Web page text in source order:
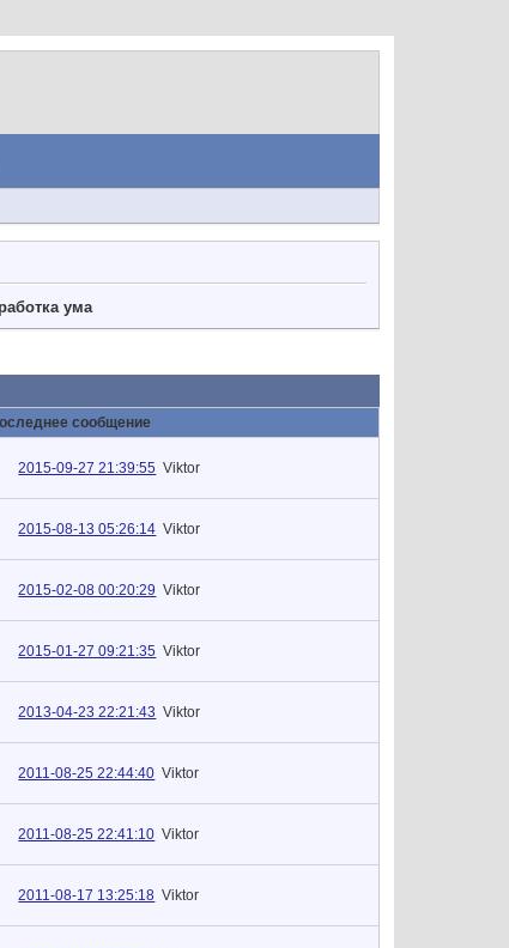
ума
сообщение
2015-09-27 21:39:55 Viktor
2015-08-13 05:26:14 Viktor
2015-02-08 00:20:29 Viktor
2015-01-27 09:21:35 Viktor
2013-04-23 22:21:43 Viktor
2011-08-25 22:44:40 Viktor
2011-08-25 22:41:10 Viktor
2011-08-17 13:25:18 Viktor